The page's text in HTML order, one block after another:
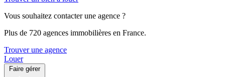
Vous souhaitez contacter une agence ?
Plus de 720 agences immobilières en France.
Trouver une agence
Louer
Faire gérer